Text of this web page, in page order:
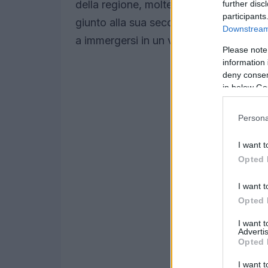
further
Please
information
deny
in below
I want
Opted
I want
Opted
I want
Opted
I want
della regione, molte delle quali
giunto alla sua seconda edizione, è
a immergersi in un viaggio che unisce